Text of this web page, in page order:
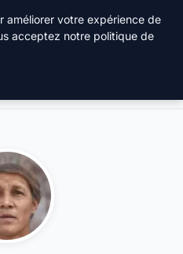
améliorer votre expérience de
acceptez notre politique de